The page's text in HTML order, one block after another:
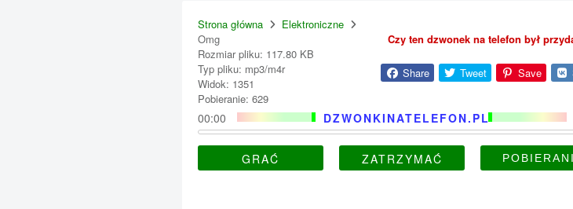
Strona główna
Elektroniczne
Omg
Rozmiar pliku: 117.80 KB
Typ pliku: mp3/m4r
Widok: 1351
Pobieranie: 629
Czy ten dzwonek na telefon był
Share Tweet Save
DZWONKINATELEFON.PL
00:00
GRAĆ ZATRZYMAĆ